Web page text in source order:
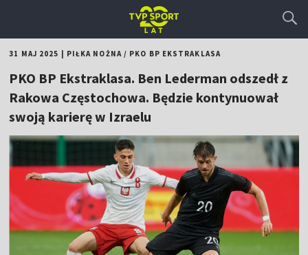
31 MAJ 2025 PIŁKA NOŻNA/ PKO BP EKSTRAKLASA
PKO BP Ekstraklasa. Ben Lederman odszedł z
Rakowa Częstochowa. Będzie kontynuował
swoją karierę w Izraelu